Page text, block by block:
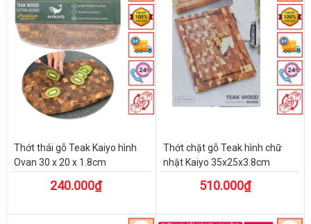
Thớt thái gỗ Teak Kaiyo hình
Ovan 30 x 20 x 1.8cm
240.000₫
Thớt chặt gỗ Teak hình chữ
nhật Kaiyo 35x25x3.8cm
510.000₫